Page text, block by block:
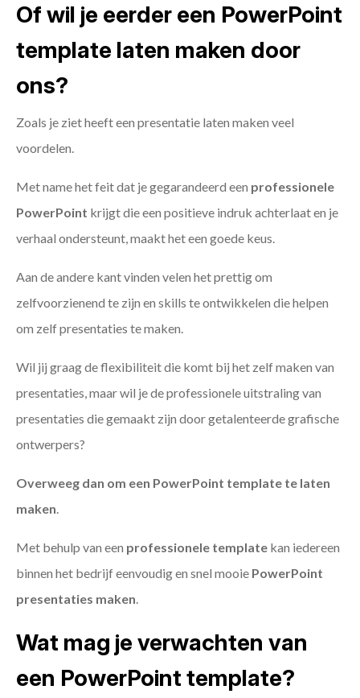
Of wil je eerder een PowerPoint
template laten maken door
ons?
Zoals je ziet heeft een presentatie laten maken veel
voordelen.
Met name het feit dat je gegarandeerd een professionele
PowerPoint krijgt die een positieve indruk achterlaat en je
verhaal ondersteunt, maakt het een goede keus.
Aan de andere kant vinden velen het prettig om
zelfvoorzienend te zijn en skills te ontwikkelen die helpen
om zelf presentaties te maken.
Wil jij graag de flexibiliteit die komt bij het zelf maken van
presentaties, maar wil je de professionele uitstraling van
presentaties die gemaakt zijn door getalenteerde grafische
ontwerpers?
Overweeg dan om een PowerPoint template te laten
maken.
Met behulp van een professionele template kan iedereen
binnen het bedrijf eenvoudig en snel mooie PowerPoint
presentaties maken.
Wat mag je verwachten van
een PowerPoint template?